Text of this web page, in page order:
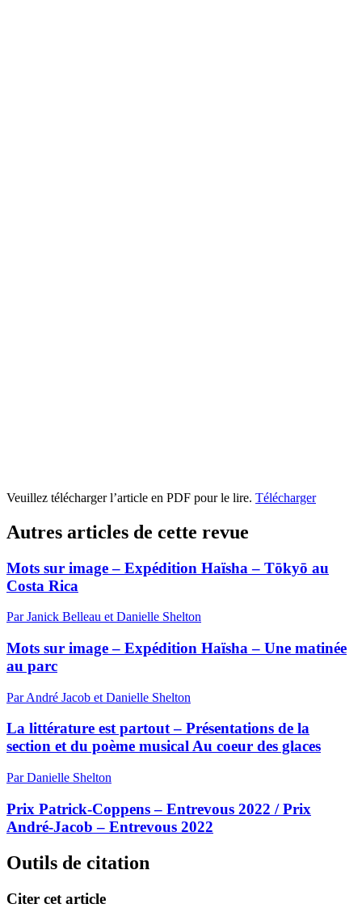
Veuillez télécharger l’article en PDF pour le lire. Télécharger
Autres articles de cette revue
Mots sur image – Expédition Haïsha – Tōkyō au
Costa Rica
Par Janick Belleau et Danielle Shelton
Mots sur image – Expédition Haïsha – Une matinée
au parc
Par André Jacob et Danielle Shelton
La littérature est partout – Présentations de la
section et du poème musical Au coeur des glaces
Par Danielle Shelton
Prix Patrick-Coppens – Entrevous 2022 / Prix
André-Jacob – Entrevous 2022
Outils de citation
Citer cet article